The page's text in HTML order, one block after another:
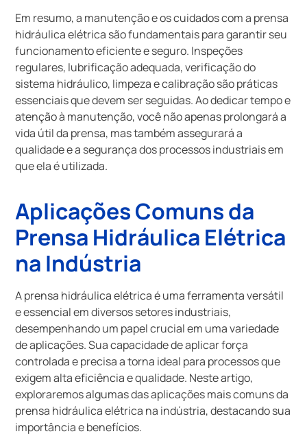
Em resumo, a manutenção e os cuidados com a prensa
hidráulica elétrica são fundamentais para garantir seu
funcionamento eficiente e seguro. Inspeções
regulares, lubrificação adequada, verificação do
sistema hidráulico, limpeza e calibração são práticas
essenciais que devem ser seguidas. Ao dedicar tempo e
atenção à manutenção, você não apenas prolongará a
vida útil da prensa, mas também assegurará a
qualidade e a segurança dos processos industriais em
que ela é utilizada.
Aplicações Comuns da
Prensa Hidráulica Elétrica
na Indústria
A prensa hidráulica elétrica é uma ferramenta versátil
e essencial em diversos setores industriais,
desempenhando um papel crucial em uma variedade
de aplicações. Sua capacidade de aplicar força
controlada e precisa a torna ideal para processos que
exigem alta eficiência e qualidade. Neste artigo,
exploraremos algumas das aplicações mais comuns da
prensa hidráulica elétrica na indústria, destacando sua
importância e benefícios.